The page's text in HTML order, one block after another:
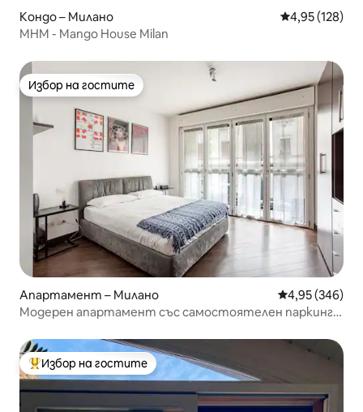
Кондо – Милано Средна
4,95 (128)
MHM - Mango House Milan
Избор на гостите
Избор на гостите
Апартамент – Милано Средна
4,95 (346)
Модерен апартамент със самостоятелен паркинг
Най-популярен избор на гостите
Избор на гостите